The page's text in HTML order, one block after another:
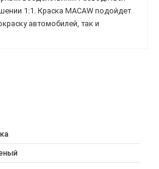
1:1. Краска MACAW подойдет
автомобилей, так и